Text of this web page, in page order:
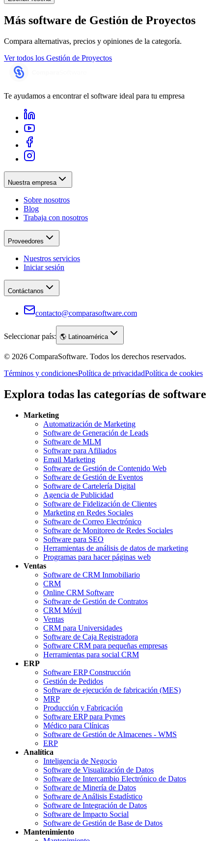
Más software de Gestión de Proyectos
Compara alternativas, precios y opiniones de la categoría.
Ver todos los Gestión de Proyectos
Te ayudamos a encontrar el software ideal para tu empresa
Nuestra empresa
Sobre nosotros
Blog
Trabaja con nosotros
Proveedores
Nuestros servicios
Iniciar sesión
Contáctanos
contacto@comparasoftware.com
Seleccionar país: 🌎 Latinoamérica
© 2026 ComparaSoftware. Todos los derechos reservados.
Términos y condicionesPolítica de privacidadPolítica de cookies
Explora todas las categorías de software
Marketing
Automatización de Marketing
Software de Generación de Leads
Software de MLM
Software para Afiliados
Email Marketing
Software de Gestión de Contenido Web
Software de Gestión de Eventos
Software de Cartelería Digital
Agencia de Publicidad
Software de Fidelización de Clientes
Marketing en Redes Sociales
Software de Correo Electrónico
Software de Monitoreo de Redes Sociales
Software para SEO
Herramientas de análisis de datos de marketing
Programas para hacer páginas web
Ventas
Software de CRM Inmobiliario
CRM
Online CRM Software
Software de Gestión de Contratos
CRM Móvil
Ventas
CRM para Universidades
Software de Caja Registradora
Software CRM para pequeñas empresas
Herramientas para social CRM
ERP
Software ERP Construcción
Gestión de Pedidos
Software de ejecución de fabricación (MES)
MRP
Producción y Fabricación
Software ERP para Pymes
Médico para Clínicas
Software de Gestión de Almacenes - WMS
ERP
Analítica
Inteligencia de Negocio
Software de Visualización de Datos
Software de Intercambio Electrónico de Datos
Software de Minería de Datos
Software de Análisis Estadístico
Software de Integración de Datos
Software de Impacto Social
Software de Gestión de Base de Datos
Mantenimiento